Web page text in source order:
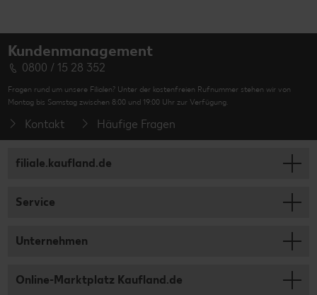
Kundenmanagement
0800 / 15 28 352
Fragen rund um unsere Filialen? Unter der kostenfreien Rufnummer stehen wir von
Montag bis Samstag zwischen 8:00 und 19:00 Uhr zur Verfügung.
Kontakt Häufige Fragen
filiale.kaufland.de
Service
Unternehmen
Online-Marktplatz Kaufland.de